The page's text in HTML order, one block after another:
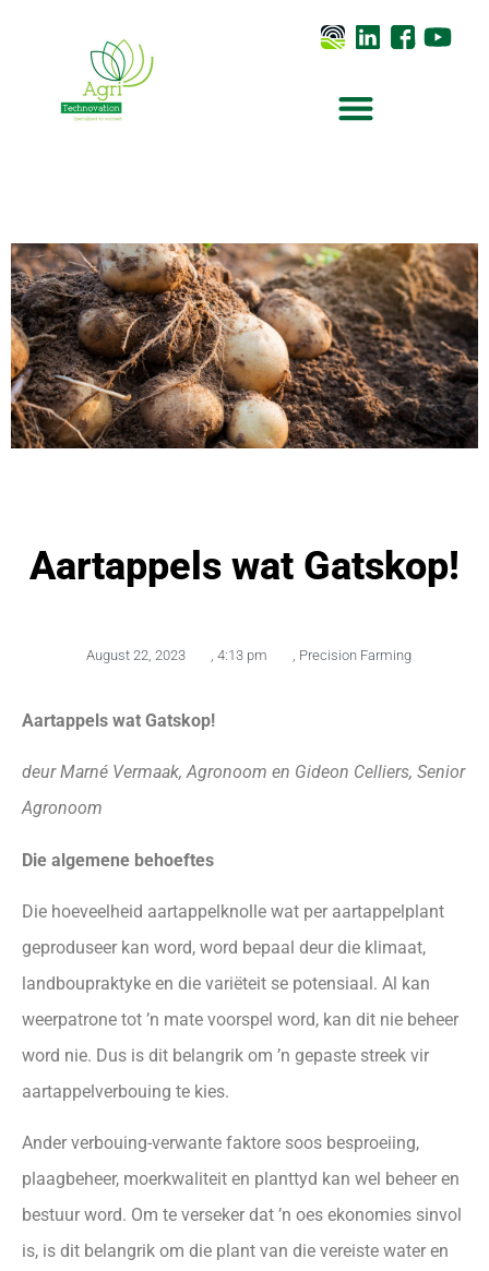
Aartappels wat Gatskop!
August 22, 2023 4:13 pm Precision Farming
Aartappels wat Gatskop!
deur Marné Vermaak, Agronoom en Gideon Celliers, Senior
Agronoom
Die algemene behoeftes
Die hoeveelheid aartappelknolle wat per aartappelplant
geproduseer kan word, word bepaal deur die klimaat,
landboupraktyke en die variëteit se potensiaal. Al kan
weerpatrone tot ’n mate voorspel word, kan dit nie beheer
word nie. Dus is dit belangrik om ’n gepaste streek vir
aartappelverbouing te kies.
Ander verbouing-verwante faktore soos besproeiing,
plaagbeheer, moerkwaliteit en planttyd kan wel beheer en
bestuur word. Om te verseker dat ’n oes ekonomies sinvol
is, is dit belangrik om die plant van die vereiste water en